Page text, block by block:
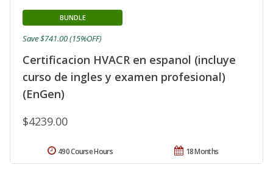
Certificacion HVACR en espanol (incluye
curso de ingles y examen profesional)
(EnGen)
BUNDLE
$4239.00
Save $741.00 (15%OFF)
18 Months
490 Course Hours